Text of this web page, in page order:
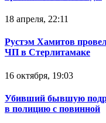
18 апреля, 22:11
Рустэм Хамитов
ЧП в Стерлитамаке
16 октября, 19:03
Убивший бывшую
в полицию с повинной